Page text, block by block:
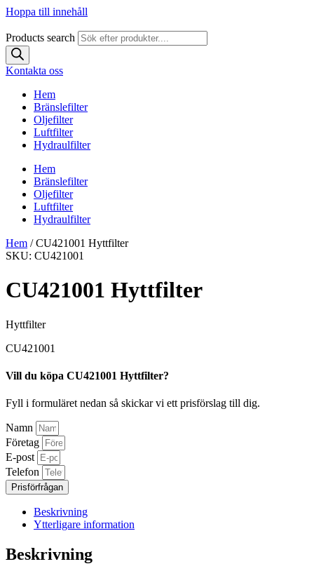
Hoppa till innehåll
Products search
Kontakta oss
Hem
Bränslefilter
Oljefilter
Luftfilter
Hydraulfilter
Hem
Bränslefilter
Oljefilter
Luftfilter
Hydraulfilter
Hem / CU421001 Hyttfilter
SKU: CU421001
CU421001 Hyttfilter
Hyttfilter
CU421001
Vill du köpa CU421001 Hyttfilter?
Fyll i formuläret nedan så skickar vi ett prisförslag till dig.
Namn
Företag
E-post
Telefon
Prisförfrågan
Beskrivning
Ytterligare information
Beskrivning